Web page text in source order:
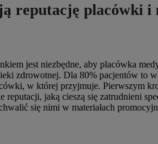
reputację placówki i
jest niezbędne, aby placówka
zdrowotnej. Dla 80% pacjentów to
w której przyjmuje. Pierwszym
reputacji, jaką cieszą się zatrudnieni
się nimi w materiałach